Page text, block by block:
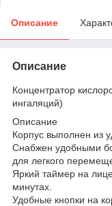
Описание
Описание
Концентратор
ингаляций)
Описание
Корпус выполнен из
Снабжен удобными
для легкого
Яркий таймер на
минутах.
Удобные кнопки на